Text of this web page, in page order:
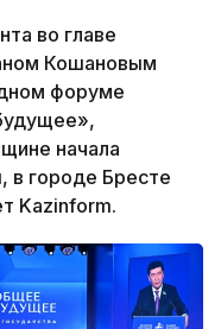
во главе
Кошановым
форуме
начала
в городе Бресте
Kazinform.